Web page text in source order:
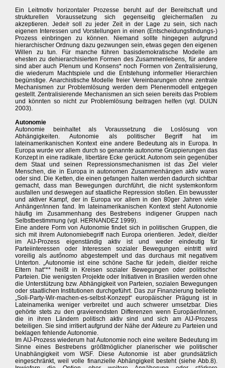
Ein Leitmotiv horizontaler Prozesse beruht auf der Bereitschaft und
strukturellen Voraussetzung sich gegenseitig gleichermaßen zu
akzeptieren. Jede/r soll zu jeder Zeit in der Lage zu sein, sich nach
eigenen Interessen und Vorstellungen in einen (Entscheidungsfindungs-)
Prozess einbringen zu können. Niemand sollte hingegen aufgrund
hierarchischer Ordnung dazu gezwungen sein, etwas gegen den eigenen
Willen zu tun. Für manche führen basisdemokratische Modelle am
ehesten zu dehierarchisierten Formen des Zusammenlebens, für andere
sind aber auch Plenum und Konsens* noch Formen von Zentralisierung,
die wiederum Machtspiele und die Entstehung informeller Hierarchien
begünstige. Anarchistische Modelle freier Vereinbarungen ohne zentrale
Mechanismen zur Problemlösung werden dem Plenenmodell entgegen
gestellt. Zentralisierende Mechanismen an sich seien bereits das Problem
und könnten so nicht zur Problemlösung beitragen helfen (vgl. DUIJN
2003).
Autonomie
Autonomie beinhaltet als Voraussetzung die Loslösung von
Abhängigkeiten. Autonomie als politischer Begriff hat im
lateinamerikanischen Kontext eine andere Bedeutung als in Europa. In
Europa wurde vor allem durch so genannte autonome Gruppierungen das
Konzept in eine radikale, libertäre Ecke gerückt. Autonom sein gegenüber
dem Staat und seinen Repressionsmechanismen ist das Ziel vieler
Menschen, die in Europa in autonomen Zusammenhängen aktiv waren
oder sind. Die Ketten, die einen gefangen halten werden dadurch sichtbar
gemacht, dass man Bewegungen durchführt, die nicht systemkonform
ausfallen und deswegen auf staatliche Repression stoßen. Ein bewusster
und aktiver Kampf, der in Europa vor allem in den 80ger Jahren viele
Anhänger/innen fand. Im lateinamerikanischen Kontext steht Autonomie
häufig im Zusammenhang des Bestrebens indigener Gruppen nach
Selbstbestimmung (vgl. HERNANDEZ 1999).
Eine andere Form von Autonomie findet sich in politischen Gruppen, die
sich mit ihrem Autonomiebegriff nach Europa orientieren. Jede/r, die/der
im AIJ-Prozess eigenständig aktiv ist und weder eindeutig für
Parteiinteressen oder Interessen sozialer Bewegungen eintritt wird
voreilig alsautônomo abgestempelt und das durchaus mit negativem
Unterton. „Autonomie ist eine schöne Sache für jede/n, die/der reiche
Eltern hat“** heißt in Kreisen sozialer Bewegungen oder politischer
Parteien. Die wenigsten Projekte oder Initiativen in Brasilien werden ohne
die Unterstützung bzw. Abhängigkeit von Parteien, sozialen Bewegungen
oder staatlichen Institutionen durchgeführt. Das zur Finanzierung beliebte
„Soli-Party-Wir-machen-es-selbst-Konzept“ europäischer Prägung ist in
Lateinamerika weniger verbreitet und auch schwerer umsetzbar. Dies
gehörte stets zu den gravierendsten Differenzen wenn Europäer/innen,
die in ihren Ländern politisch aktiv sind und sich am AIJ-Prozess
beteiligen. Sie sind irritiert aufgrund der Nähe der Akteure zu Parteien und
beklagen fehlende Autonomie.
Im AIJ-Prozess wiederum hat Autonomie noch eine weitere Bedeutung im
Sinne eines Bestrebens größtmöglicher planerischer wie politischer
Unabhängigkeit vom WSF. Diese Autonomie ist aber grundsätzlich
eingeschränkt, weil volle finanzielle Abhängigkeit besteht (siehe Abb.8).